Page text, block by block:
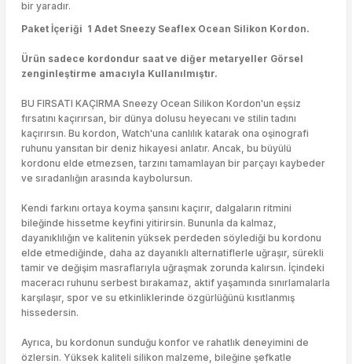
bir yaradır.
Paket İçeriği 1 Adet Sneezy Seaflex Ocean Silikon Kordon.
Ürün sadece kordondur saat ve diğer metaryeller Görsel
zenginleştirme amacıyla Kullanılmıştır.
BU FIRSATI KAÇIRMA Sneezy Ocean Silikon Kordon'un eşsiz
fırsatını kaçırırsan, bir dünya dolusu heyecanı ve stilin tadını
kaçırırsın. Bu kordon, Watch'una canlılık katarak ona oşinografi
ruhunu yansıtan bir deniz hikayesi anlatır. Ancak, bu büyülü
kordonu elde etmezsen, tarzını tamamlayan bir parçayı kaybeder
ve sıradanlığın arasında kaybolursun.
Kendi farkını ortaya koyma şansını kaçırır, dalgaların ritmini
bileğinde hissetme keyfini yitirirsin. Bununla da kalmaz,
dayanıklılığın ve kalitenin yüksek perdeden söylediği bu kordonu
elde etmediğinde, daha az dayanıklı alternatiflerle uğraşır, sürekli
tamir ve değişim masraflarıyla uğraşmak zorunda kalırsın. İçindeki
maceracı ruhunu serbest bırakamaz, aktif yaşamında sınırlamalarla
karşılaşır, spor ve su etkinliklerinde özgürlüğünü kısıtlanmış
hissedersin.
Ayrıca, bu kordonun sunduğu konfor ve rahatlık deneyimini de
özlersin. Yüksek kaliteli silikon malzeme, bileğine şefkatle